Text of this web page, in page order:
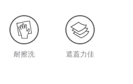
耐擦洗 遮蓋力佳